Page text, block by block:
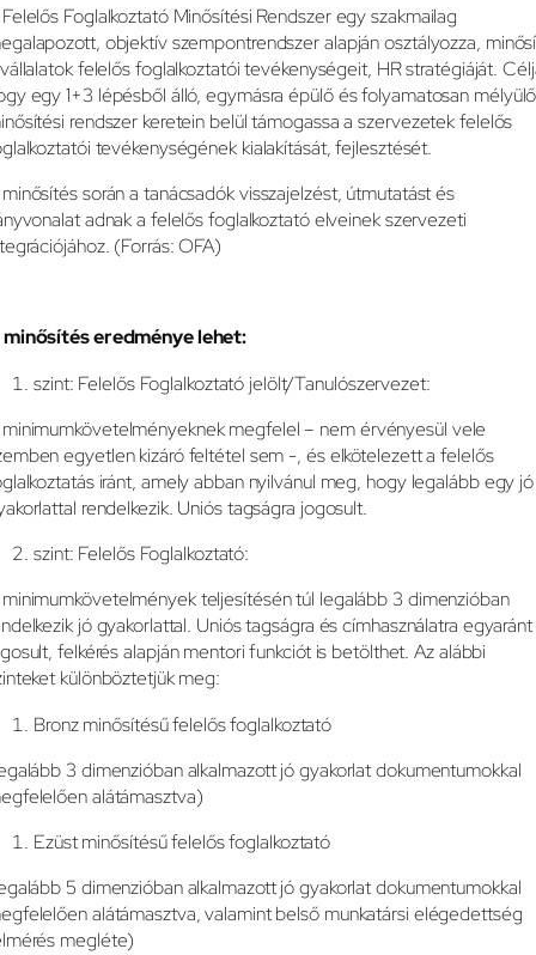
Foglalkoztató Minősítési Rendszer egy szakmailag
objektív szempontrendszer alapján osztályozza,
felelős foglalkoztatói tevékenységeit, HR stratégiáját.
egy 1+3 lépésből álló, egymásra épülő és folyamatosan mélyülő
rendszer keretein belül támogassa a szervezetek felelős
tevékenységének kialakítását, fejlesztését.
során a tanácsadók visszajelzést, útmutatást és
adnak a felelős foglalkoztató elveinek szervezeti
(Forrás: OFA)
eredménye lehet:
szint: Felelős Foglalkoztató jelölt/Tanulószervezet:
megfelel – nem érvényesül vele
egyetlen kizáró feltétel sem -, és elkötelezett a felelős
iránt, amely abban nyilvánul meg, hogy legalább egy jó
rendelkezik. Uniós tagságra jogosult.
szint: Felelős Foglalkoztató:
teljesítésén túl legalább 3 dimenzióban
jó gyakorlattal. Uniós tagságra és címhasználatra egyaránt
felkérés alapján mentori funkciót is betölthet. Az alábbi
különböztetjük meg:
Bronz minősítésű felelős foglalkoztató
3 dimenzióban alkalmazott jó gyakorlat dokumentumokkal
alátámasztva)
Ezüst minősítésű felelős foglalkoztató
5 dimenzióban alkalmazott jó gyakorlat dokumentumokkal
alátámasztva, valamint belső munkatársi elégedettség
megléte)